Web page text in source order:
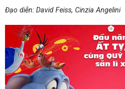
Đạo diễn: David Feiss, Cinzia Angelini